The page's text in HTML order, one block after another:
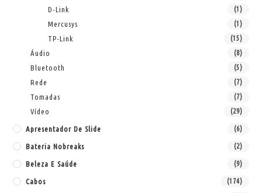
D-Link (1)
Mercusys (1)
TP-Link (15)
Áudio (8)
Bluetooth (5)
Rede (7)
Tomadas (7)
Vídeo (29)
Apresentador De Slide (6)
Bateria Nobreaks (2)
Beleza E Saúde (9)
Cabos (174)